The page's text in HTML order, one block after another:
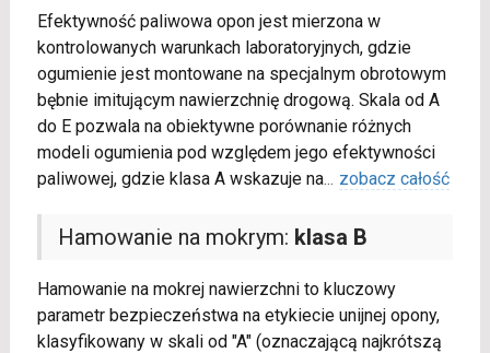
Efektywność paliwowa opon jest mierzona w
kontrolowanych warunkach laboratoryjnych, gdzie
ogumienie jest montowane na specjalnym obrotowym
bębnie imitującym nawierzchnię drogową. Skala od A
do E pozwala na obiektywne porównanie różnych
modeli ogumienia pod względem jego efektywności
paliwowej, gdzie klasa A wskazuje na... zobacz całość
Hamowanie na mokrym: klasa B
Hamowanie na mokrej nawierzchni to kluczowy
parametr bezpieczeństwa na etykiecie unijnej opony,
klasyfikowany w skali od "A" (oznaczającą najkrótszą